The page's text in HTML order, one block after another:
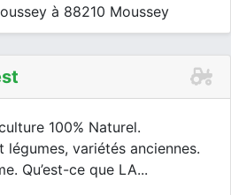
à 88210 Moussey
100% Naturel.
variétés anciennes.
Qu’est-ce que LA...